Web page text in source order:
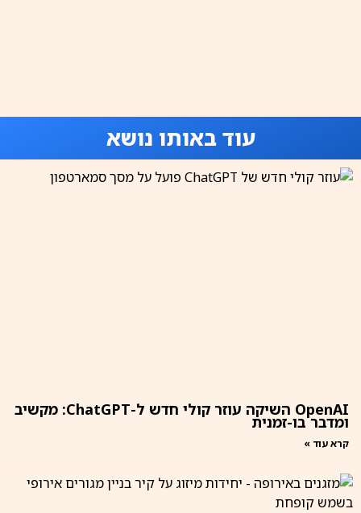
עוד באותו נושא
OpenAI השיקה עוזר קולי חדש ל-ChatGPT: מקשיב
ומדבר בו-זמנית
קרא עוד »